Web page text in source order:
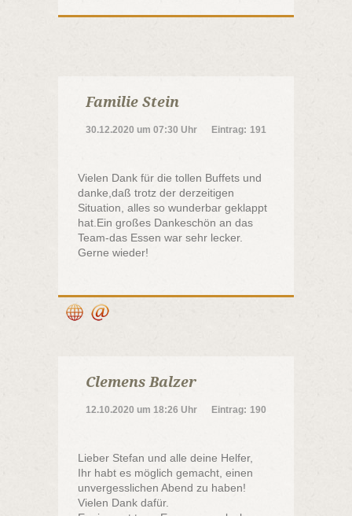
Familie Stein
30.12.2020 um 07:30 Uhr Eintrag: 191
Vielen Dank für die tollen Buffets und
danke,daß trotz der derzeitigen
Situation, alles so wunderbar geklappt
hat.Ein großes Dankeschön an das
Team-das Essen war sehr lecker.
Gerne wieder!
Clemens Balzer
12.10.2020 um 18:26 Uhr Eintrag: 190
Lieber Stefan und alle deine Helfer,
Ihr habt es möglich gemacht, einen
unvergesslichen Abend zu haben!
Vielen Dank dafür.